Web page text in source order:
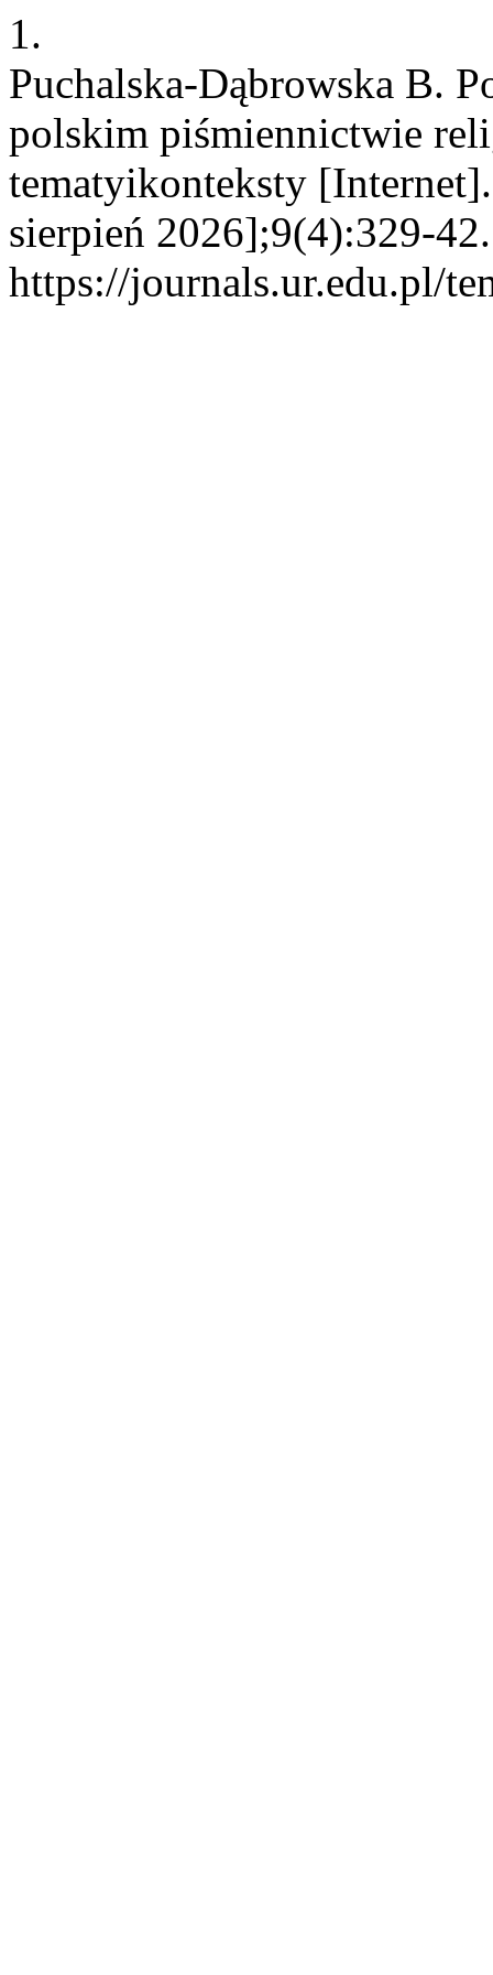
1.
Puchalska-Dąbrowska B.
polskim piśmiennictwie
tematyikonteksty
sierpień 2026];9(4):329-
https://journals.ur.edu.pl/